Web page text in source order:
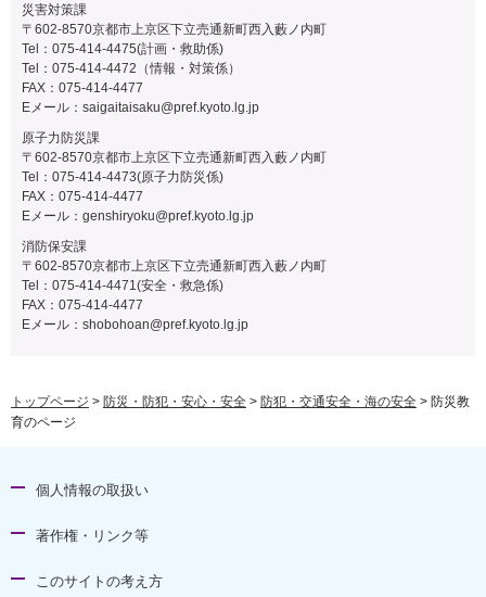
災害対策課
〒602-8570京都市上京区下立売通新町西入藪ノ内町
Tel：075-414-4475(計画・救助係)
Tel：075-414-4472（情報・対策係）
FAX：075-414-4477
Eメール： saigaitaisaku@pref.kyoto.lg.jp
原子力防災課
〒602-8570京都市上京区下立売通新町西入藪ノ内町
Tel：075-414-4473(原子力防災係)
FAX：075-414-4477
Eメール： genshiryoku@pref.kyoto.lg.jp
消防保安課
〒602-8570京都市上京区下立売通新町西入藪ノ内町
Tel：075-414-4471(安全・救急係)
FAX：075-414-4477
Eメール： shobohoan@pref.kyoto.lg.jp
トップページ > 防災・防犯・安心・安全 > 防犯・交通安全・海の安全 > 防災教
育のページ
個人情報の取扱い
著作権・リンク等
このサイトの考え方